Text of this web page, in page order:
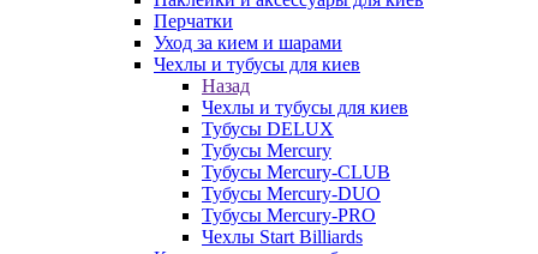
Перчатки
Уход за кием и шарами
Чехлы и тубусы для киев
Назад
Чехлы и тубусы для киев
Тубусы DELUX
Тубусы Mercury
Тубусы Mercury-CLUB
Тубусы Mercury-DUO
Тубусы Mercury-PRO
Чехлы Start Billiards